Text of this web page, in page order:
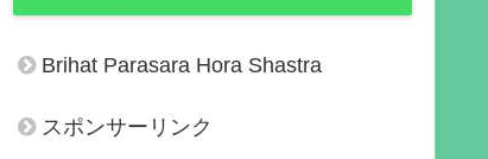
Brihat Parasara Hora Shastra
スポンサーリンク